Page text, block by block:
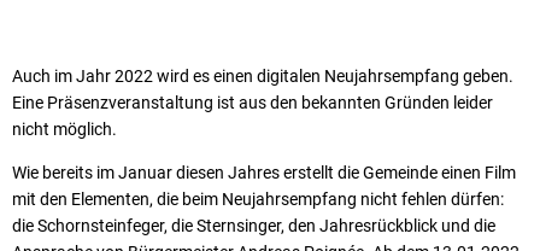
Auch im Jahr 2022 wird es einen digitalen Neujahrsempfang geben.
Eine Präsenzveranstaltung ist aus den bekannten Gründen leider
nicht möglich.
Wie bereits im Januar diesen Jahres erstellt die Gemeinde einen Film
mit den Elementen, die beim Neujahrsempfang nicht fehlen dürfen:
die Schornsteinfeger, die Sternsinger, den Jahresrückblick und die